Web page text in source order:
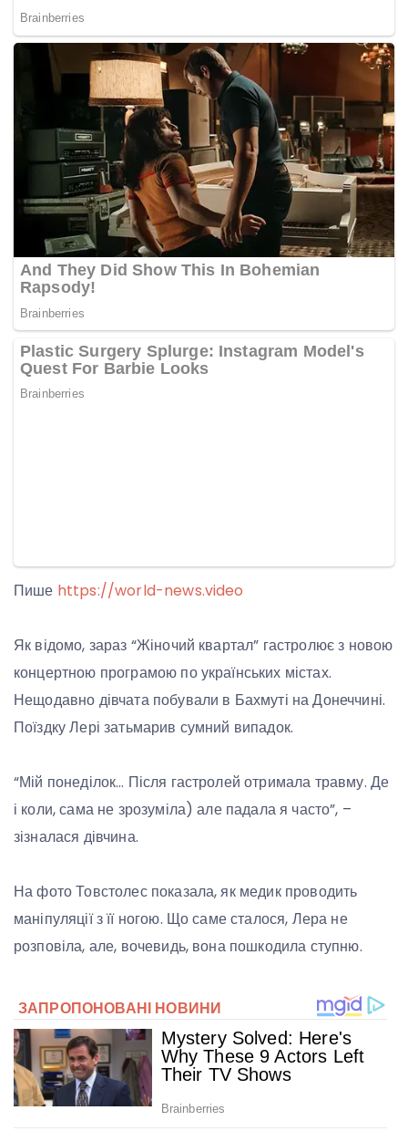
Пише https://world-news.video
Як відомо, зараз “Жіночий квартал” гастролює з новою
концертною програмою по українських містах.
Нещодавно дівчата побували в Бахмуті на Донеччині.
Поїздку Лері затьмарив сумний випадок.
“Мій понеділок… Після гастролей отримала травму. Де
і коли, сама не зрозуміла) але падала я часто”, –
зізналася дівчина.
На фото Товстолес показала, як медик проводить
маніпуляції з її ногою. Що саме сталося, Лера не
розповіла, але, вочевидь, вона пошкодила ступню.